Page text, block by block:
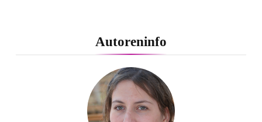
Autoreninfo